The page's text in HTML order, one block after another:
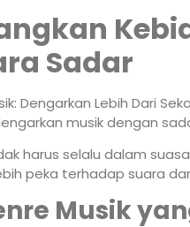
Sadar
Dengarkan Lebih Dari
musik dengan
harus selalu dalam
peka terhadap suara
Musik